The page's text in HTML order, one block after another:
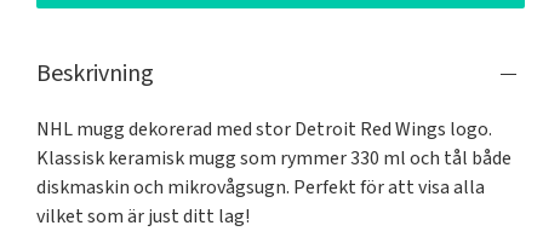
Beskrivning
NHL mugg dekorerad med stor Detroit Red Wings logo.
Klassisk keramisk mugg som rymmer 330 ml och tål både
diskmaskin och mikrovågsugn. Perfekt för att visa alla
vilket som är just ditt lag!